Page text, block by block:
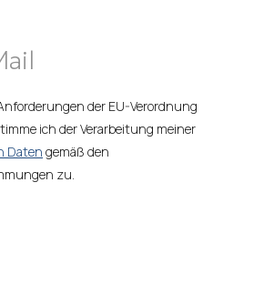
der EU-Verordnung
ich der Verarbeitung meiner
Daten gemäß den
zu.